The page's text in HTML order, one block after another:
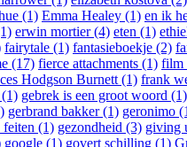
(1) Emma Healey (1) en ik
erwin mortier (4) eten (1)
fairytale (1) fantasieboekje (2)
(17) fierce attachments (1) film
Hodgson Burnett (1) frank
(1) gebrek is een groot woord (1)
gerbrand bakker (1) geronimo
feiten (1) gezondheid (3) giving
google (1) govert schilling (1)